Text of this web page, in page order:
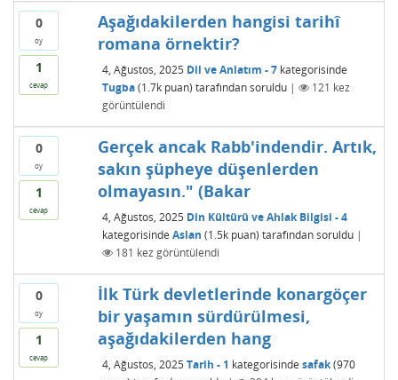
0
oy
1
cevap
Aşağıdakilerden hangisi tarihî
romana örnektir?
4, Ağustos, 2025 Dil ve Anlatım - 7kategorisinde
Tugba (1.7kpuan) tarafından soruldu | 121 kez
görüntülendi
0
oy
1
cevap
Gerçek ancak Rabb'indendir. Artık,
sakın şüpheye düşenlerden
olmayasın." (Bakar
4, Ağustos, 2025 Din Kültürü ve Ahlak Bilgisi - 4
kategorisinde Aslan (1.5kpuan) tarafından soruldu |
181 kez görüntülendi
0
oy
1
cevap
İlk Türk devletlerinde konargöçer
bir yaşamın sürdürülmesi,
aşağıdakilerden hang
4, Ağustos, 2025 Tarih - 1 kategorisinde safak (970